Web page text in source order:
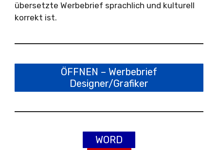
übersetzte Werbebrief sprachlich und kulturell
korrekt ist.
ÖFFNEN – Werbebrief
Designer/Grafiker
WORD